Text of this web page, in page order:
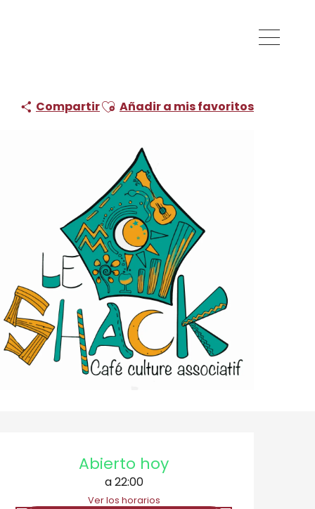
CompartirAjouter aux favoris
Añadir a mis favoritos
Abierto hoy
a 22:00
Ver los horarios